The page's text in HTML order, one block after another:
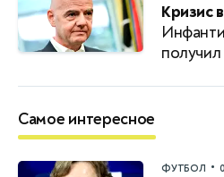
Кризис
Самое интересное
ФУТБОЛ •